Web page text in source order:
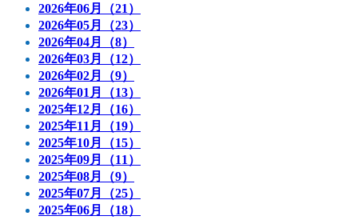
2026年06月（21）
2026年05月（23）
2026年04月（8）
2026年03月（12）
2026年02月（9）
2026年01月（13）
2025年12月（16）
2025年11月（19）
2025年10月（15）
2025年09月（11）
2025年08月（9）
2025年07月（25）
2025年06月（18）